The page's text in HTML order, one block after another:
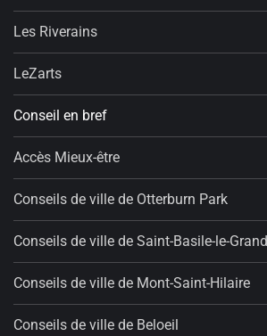
Les Riverains
LeZarts
Conseil en bref
Accès Mieux-être
Conseils de ville de Otterburn Park
Conseils de ville de Saint-Basile-le-Grand
Conseils de ville de Mont-Saint-Hilaire
Conseils de ville de Beloeil